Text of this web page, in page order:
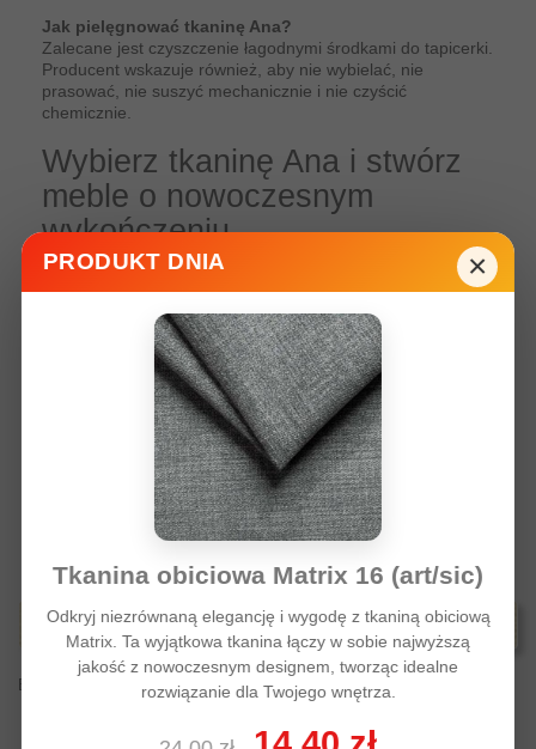
Jak pielęgnować tkaninę Ana?
Zalecane jest czyszczenie łagodnymi środkami do tapicerki.
Producent wskazuje również, aby nie wybielać, nie
prasować, nie suszyć mechanicznie i nie czyścić
chemicznie.
Wybierz tkaninę Ana i stwórz
meble o nowoczesnym
wykończeniu
Jeśli szukasz materiału, który łączy estetyczną strukturę,
uniwersalny wygląd i praktyczne parametry,tkanina
będzie bardzo dobrym wyborem. To
propozycja dla osób, które chcą stworzyć meble trwałe,
wygodne i dopracowane wizualnie.
Staramy się jak najbardziej możemy aby kolorystyka tkanin
które prezentujemy na zdjęciach odpowiadała ich
faktycznym barwom / odcieniom. Ustawienia monitora czy
też jego rodzaj podobnie jak innych urządzeń czy
wyświetlaczy może mieć wpływ na zmianę barwy /odcieni
widocznych na zdjęciach. Prosimy o weryfikację kolorów na
Opinie
Brak komentarzy od klienta w tym momencie.
×
PRODUKT DNIA
Tkanina obiciowa Matrix 16 (art/sic)
Odkryj niezrównaną elegancję i wygodę z tkaniną obiciową
Matrix. Ta wyjątkowa tkanina łączy w sobie najwyższą
jakość z nowoczesnym designem, tworząc idealne
rozwiązanie dla Twojego wnętrza.